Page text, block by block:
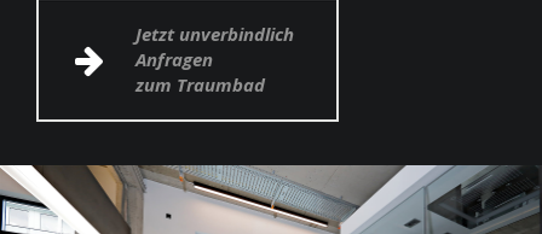
Jetzt unverbindlich
Anfragen
zum Traumbad